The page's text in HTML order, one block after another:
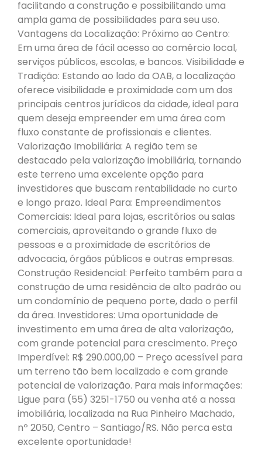
facilitando a construção e possibilitando uma
ampla gama de possibilidades para seu uso.
Vantagens da Localização: Próximo ao Centro:
Em uma área de fácil acesso ao comércio local,
serviços públicos, escolas, e bancos. Visibilidade e
Tradição: Estando ao lado da OAB, a localização
oferece visibilidade e proximidade com um dos
principais centros jurídicos da cidade, ideal para
quem deseja empreender em uma área com
fluxo constante de profissionais e clientes.
Valorização Imobiliária: A região tem se
destacado pela valorização imobiliária, tornando
este terreno uma excelente opção para
investidores que buscam rentabilidade no curto
e longo prazo. Ideal Para: Empreendimentos
Comerciais: Ideal para lojas, escritórios ou salas
comerciais, aproveitando o grande fluxo de
pessoas e a proximidade de escritórios de
advocacia, órgãos públicos e outras empresas.
Construção Residencial: Perfeito também para a
construção de uma residência de alto padrão ou
um condomínio de pequeno porte, dado o perfil
da área. Investidores: Uma oportunidade de
investimento em uma área de alta valorização,
com grande potencial para crescimento. Preço
Imperdível: R$ 290.000,00 – Preço acessível para
um terreno tão bem localizado e com grande
potencial de valorização. Para mais informações:
Ligue para (55) 3251-1750 ou venha até a nossa
imobiliária, localizada na Rua Pinheiro Machado,
nº 2050, Centro – Santiago/RS. Não perca esta
excelente oportunidade!